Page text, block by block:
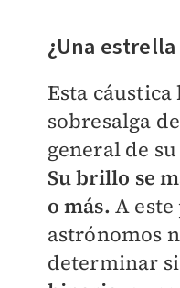
¿Una
Esta
sobresalga
general de
Su brillo se
o más. A
astrónomos
determinar si